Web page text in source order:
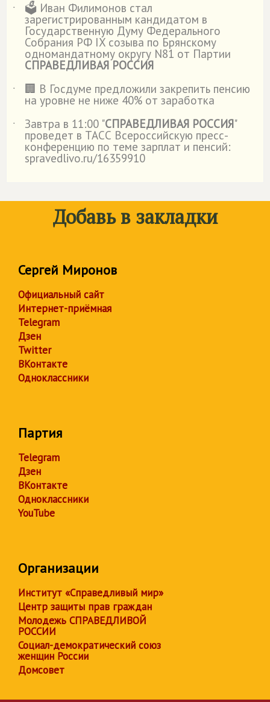
˙
🗳️ Иван Филимонов стал
зарегистрированным кандидатом в
Государственную Думу Федерального
Собрания РФ IX созыва по Брянскому
одномандатному округу N81 от Партии
СПРАВЕДЛИВАЯ РОССИЯ
˙
🏢 В Госдуме предложили закрепить пенсию
на уровне не ниже 40% от заработка
˙
Завтра в 11:00 "СПРАВЕДЛИВАЯ РОССИЯ"
проведет в ТАСС Всероссийскую пресс-
конференцию по теме зарплат и пенсий:
spravedlivo.ru/16359910
Добавь в закладки
Сергей Миронов
Официальный сайт
Интернет-приёмная
Telegram
Дзен
Twitter
ВКонтакте
Одноклассники
Партия
Telegram
Дзен
ВКонтакте
Одноклассники
YouTube
Организации
Институт «Справедливый мир»
Центр защиты прав граждан
Молодежь СПРАВЕДЛИВОЙ
РОССИИ
Социал-демократический союз
женщин России
Домсовет